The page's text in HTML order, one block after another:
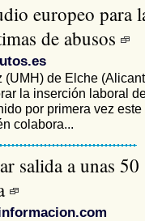
europeo para
de abusos
de Elche
la inserción laboral
por primera vez
colabora...
salida a unas 50